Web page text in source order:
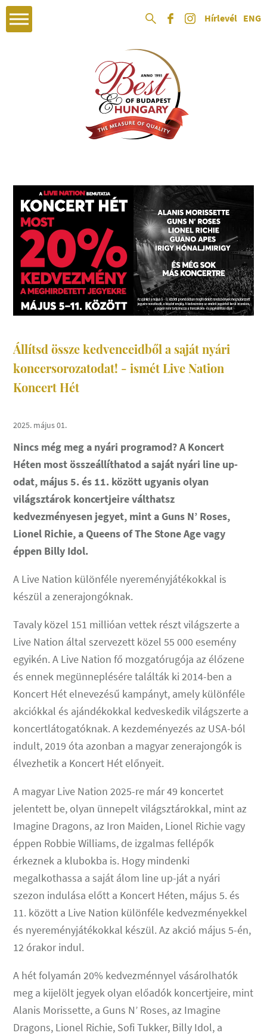
Hírlevél ENG
Állítsd össze kedvenceidből a saját nyári
koncersorozatodat! - ismét Live Nation
Koncert Hét
2025. május 01.
Nincs még meg a nyári programod? A Koncert
Héten most összeállíthatod a saját nyári line up-
odat, május 5. és 11. között ugyanis olyan
világsztárok koncertjeire válthatsz
kedvezményesen jegyet, mint a Guns N’ Roses,
Lionel Richie, a Queens of The Stone Age vagy
éppen Billy Idol.
A Live Nation különféle nyereményjátékokkal is
készül a zenerajongóknak.
Tavaly közel 151 millióan vettek részt világszerte a
Live Nation által szervezett közel 55 000 esemény
egyikén. A Live Nation fő mozgatórugója az élőzene
és ennek megünneplésére találták ki 2014-ben a
Koncert Hét elnevezésű kampányt, amely különféle
akciókkal és ajándékokkal kedveskedik világszerte a
koncertlátogatóknak. A kezdeményezés az USA-ból
indult, 2019 óta azonban a magyar zenerajongók is
élvezhetik a Koncert Hét előnyeit.
A magyar Live Nation 2025-re már 49 koncertet
jelentett be, olyan ünnepelt világsztárokkal, mint az
Imagine Dragons, az Iron Maiden, Lionel Richie vagy
éppen Robbie Williams, de izgalmas fellépők
érkeznek a klubokba is. Hogy mindenki
megalkothassa a saját álom line up-ját a nyári
szezon indulása előtt a Koncert Héten, május 5. és
11. között a Live Nation különféle kedvezményekkel
és nyereményjátékokkal készül. Az akció május 5-én,
12 órakor indul.
A hét folyamán 20% kedvezménnyel vásárolhatók
meg a kijelölt jegyek olyan előadók koncertjeire, mint
Alanis Morissette, a Guns N’ Roses, az Imagine
Dragons, Lionel Richie, Sofi Tukker, Billy Idol, a